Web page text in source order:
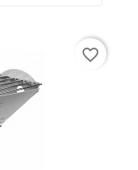
favorite_border